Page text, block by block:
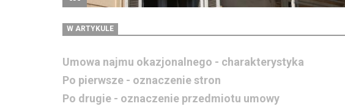
W ARTYKULE
Umowa najmu okazjonalnego - charakterystyka
Po pierwsze - oznaczenie stron
Po drugie - oznaczenie przedmiotu umowy